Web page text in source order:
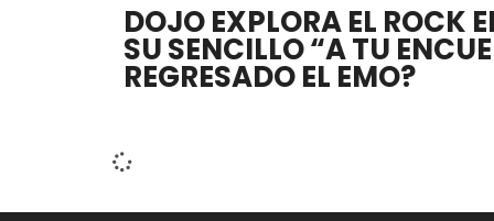
DOJO EXPLORA EL ROCK
SU SENCILLO “A TU
REGRESADO EL EMO?